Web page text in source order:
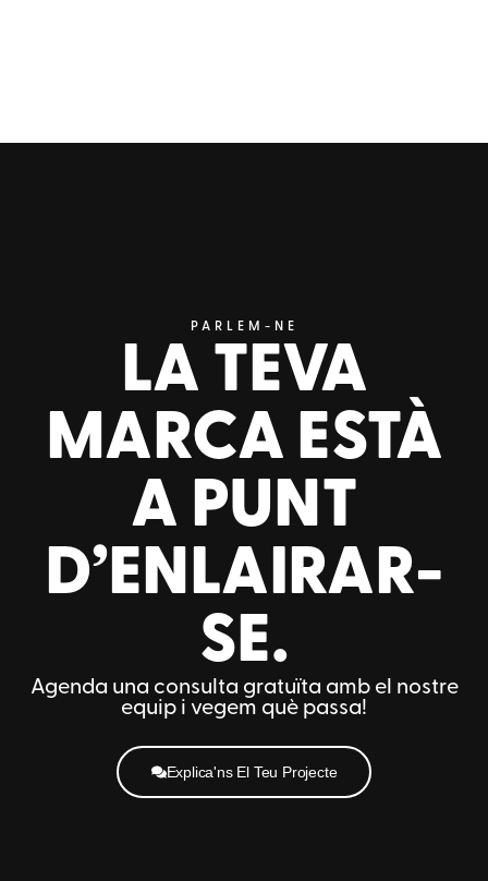
PARLEM-NE
LA TEVA
MARCA ESTÀ
A PUNT
D’ENLAIRAR-
SE.
Agenda una consulta gratuïta amb el nostre
equip i vegem què passa!
Explica'ns El Teu Projecte